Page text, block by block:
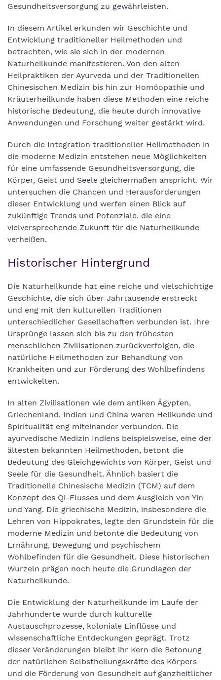
Gesundheitsversorgung zu gewährleisten.
In diesem Artikel erkunden wir Geschichte und
Entwicklung traditioneller Heilmethoden und
betrachten, wie sie sich in der modernen
Naturheilkunde manifestieren. Von den alten
Heilpraktiken der Ayurveda und der Traditionellen
Chinesischen Medizin bis hin zur Homöopathie und
Kräuterheilkunde haben diese Methoden eine reiche
historische Bedeutung, die heute durch innovative
Anwendungen und Forschung weiter gestärkt wird.
Durch die Integration traditioneller Heilmethoden in
die moderne Medizin entstehen neue Möglichkeiten
für eine umfassende Gesundheitsversorgung, die
Körper, Geist und Seele gleichermaßen anspricht. Wir
untersuchen die Chancen und Herausforderungen
dieser Entwicklung und werfen einen Blick auf
zukünftige Trends und Potenziale, die eine
vielversprechende Zukunft für die Naturheilkunde
verheißen.
Historischer Hintergrund
Die Naturheilkunde hat eine reiche und vielschichtige
Geschichte, die sich über Jahrtausende erstreckt
und eng mit den kulturellen Traditionen
unterschiedlicher Gesellschaften verbunden ist. Ihre
Ursprünge lassen sich bis zu den frühesten
menschlichen Zivilisationen zurückverfolgen, die
natürliche Heilmethoden zur Behandlung von
Krankheiten und zur Förderung des Wohlbefindens
entwickelten.
In alten Zivilisationen wie dem antiken Ägypten,
Griechenland, Indien und China waren Heilkunde und
Spiritualität eng miteinander verbunden. Die
ayurvedische Medizin Indiens beispielsweise, eine der
ältesten bekannten Heilmethoden, betont die
Bedeutung des Gleichgewichts von Körper, Geist und
Seele für die Gesundheit. Ähnlich basiert die
Traditionelle Chinesische Medizin (TCM) auf dem
Konzept des Qi-Flusses und dem Ausgleich von Yin
und Yang. Die griechische Medizin, insbesondere die
Lehren von Hippokrates, legte den Grundstein für die
moderne Medizin und betonte die Bedeutung von
Ernährung, Bewegung und psychischem
Wohlbefinden für die Gesundheit. Diese historischen
Wurzeln prägen noch heute die Grundlagen der
Naturheilkunde.
Die Entwicklung der Naturheilkunde im Laufe der
Jahrhunderte wurde durch kulturelle
Austauschprozesse, koloniale Einflüsse und
wissenschaftliche Entdeckungen geprägt. Trotz
dieser Veränderungen bleibt ihr Kern die Betonung
der natürlichen Selbstheilungskräfte des Körpers
und die Förderung von Gesundheit auf ganzheitlicher